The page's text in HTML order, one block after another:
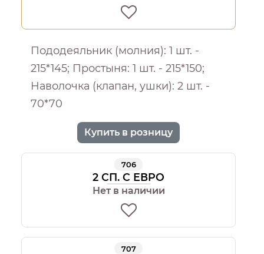
Пододеяльник (молния): 1 шт. -
215*145; Простыня: 1 шт. - 215*150;
Наволочка (клапан, ушки): 2 шт. -
70*70
Купить в розницу
706
2 СП. С ЕВРО
Нет в наличии
707